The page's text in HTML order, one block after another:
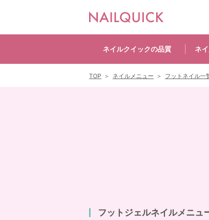
ネイルクイックの品質 ネ
フットジェルネイルメニュ
TOP ネイルメニュー フットネイル一